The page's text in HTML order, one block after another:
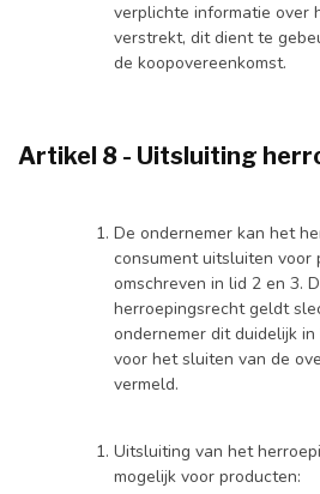
verplichte informatie over
verstrekt, dit dient te
de koopovereenkomst.
Artikel 8 - Uitsluiting
De ondernemer kan het
consument uitsluiten voor
omschreven in lid 2 en 3.
herroepingsrecht geldt
ondernemer dit duidelijk
voor het sluiten van de
vermeld.
Uitsluiting van het
mogelijk voor producten: